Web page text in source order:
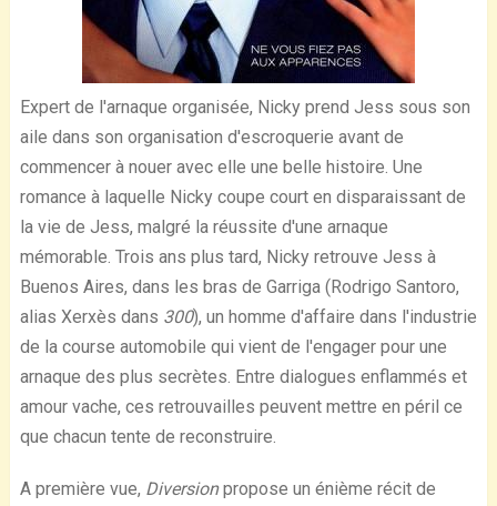
Expert de l'arnaque organisée, Nicky prend Jess sous son
aile dans son organisation d'escroquerie avant de
commencer à nouer avec elle une belle histoire. Une
romance à laquelle Nicky coupe court en disparaissant de
la vie de Jess, malgré la réussite d'une arnaque
mémorable. Trois ans plus tard, Nicky retrouve Jess à
Buenos Aires, dans les bras de Garriga (Rodrigo Santoro,
alias Xerxès dans 300), un homme d'affaire dans l'industrie
de la course automobile qui vient de l'engager pour une
arnaque des plus secrètes. Entre dialogues enflammés et
amour vache, ces retrouvailles peuvent mettre en péril ce
que chacun tente de reconstruire.
A première vue, Diversionpropose un énième récit de